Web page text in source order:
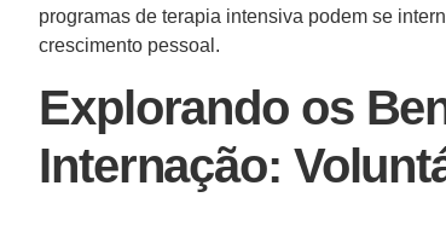
programas de terapia intensiva podem se
crescimento pessoal.
Explorando os
Internação: